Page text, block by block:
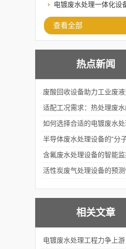
电镀废水处理一体化设
查看全部
热点新闻
活性炭废气处理设备的预
相关文章